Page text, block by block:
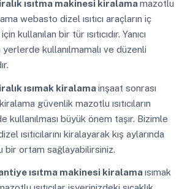
ısıtma makinesi kiralamamazotlu
webasto dizel ısıtıcı araçların iç
kullanılan bir tür ısıtıcıdır. Yanıcı
kullanılmamalı ve düzenli
ısımak kiralamainşaat sonrası
güvenlik mazotlu ısıtıcıların
kullanılması büyük önem taşır. Bizimle
ısıtıcılarını kiralayarak kış aylarında
bir ortam sağlayabilirsiniz.
ısıtma makinesi kiralamaısımak